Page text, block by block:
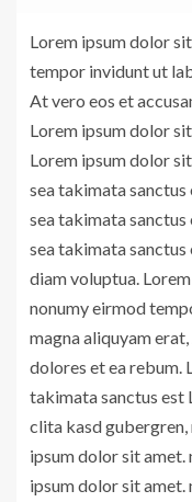
Lorem ipsum dolor
tempor invidunt ut
At vero eos et
Lorem ipsum dolor
Lorem ipsum dolor
sea takimata
sea takimata
sea takimata
diam voluptua.
nonumy eirmod
magna aliquyam
dolores et ea rebum.
takimata sanctus est
clita kasd gubergren,
ipsum dolor sit amet.
ipsum dolor sit amet.